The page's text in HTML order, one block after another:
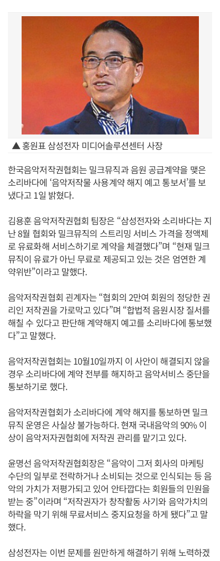
▲ 홍원표 삼성전자 미디어솔루션센터 사장
한국음악저작권협회는 밀크뮤직과 음원 공급계약을 맺은
소리바다에 ‘음악저작물 사용계약 해지 예고 통보서’를 보
냈다고 1일 밝혔다.
김용훈 음악저작권협회 팀장은 “삼성전자와 소리바다는 지
난 8월 협회와 밀크뮤직의 스트리밍 서비스 가격을 정액제
로 유료화해 서비스하기로 계약을 체결했다”며 “현재 밀크
뮤직이 유료가 아닌 무료로 제공되고 있는 것은 엄연한 계
약위반”이라고 말했다.
음악저작권협회 괸계자는 “협회의 2만여 회원의 정당한 권
리인 저작권을 가로막고 있다”며 “합법적 음원시장 질서를
해칠 수 있다고 판단해 계약해지 예고를 소리바다에 통보했
다”고 말했다.
음악저작권협회는 10월10일까지 이 사안이 해결되지 않을
경우 소리바다에 계약 전부를 해지하고 음악서비스 중단을
통보하기로 했다.
음악저작권협회가 소리바다에 계약 해지를 통보하면 밀크
뮤직 운영은 사실상 불가능하다. 현재 국내음악의 90% 이
상이 음악저자권협회에 저작권 관리를 맡기고 있다.
윤명선 음악저작권협회장은 “음악이 그저 회사의 마케팅
수단의 일부로 전락하거나 소비되는 것으로 인식되는 등 음
악의 가치가 저평가되고 있어 안타깝다는 회원들의 민원을
받는 중”이라며 “저작권자가 창작활동 사기와 음악가치의
하락을 막기 위해 무료서비스 중지요청을 하게 됐다”고 말
했다.
삼성전자는 이번 문제를 원만하게 해결하기 위해 노력하겠